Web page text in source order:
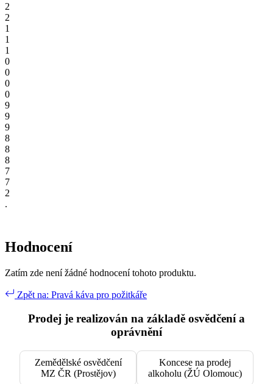
2
2
1
1
1
0
0
0
0
9
9
9
8
8
8
7
7
2
.
Hodnocení
Zatím zde není žádné hodnocení tohoto produktu.
Zpět na: Pravá káva pro požitkáře
Prodej je realizován na základě osvědčení a
oprávnění
Zemědělské osvědčení
MZ ČR (Prostějov)
Koncese na prodej
alkoholu (ŽÚ Olomouc)